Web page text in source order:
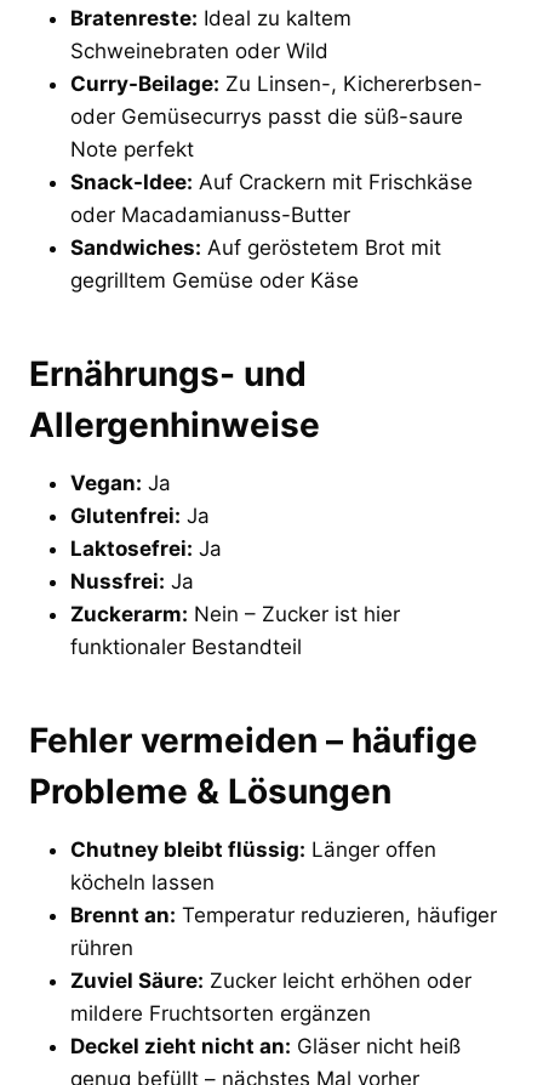
Bratenreste: Ideal zu kaltem
Schweinebraten oder Wild
Curry-Beilage: Zu Linsen-, Kichererbsen-
oder Gemüsecurrys passt die süß-saure
Note perfekt
Snack-Idee: Auf Crackern mit Frischkäse
oder Macadamianuss-Butter
Sandwiches: Auf geröstetem Brot mit
gegrilltem Gemüse oder Käse
Ernährungs- und
Allergenhinweise
Vegan: Ja
Glutenfrei: Ja
Laktosefrei: Ja
Nussfrei: Ja
Zuckerarm: Nein – Zucker ist hier
funktionaler Bestandteil
Fehler vermeiden – häufige
Probleme & Lösungen
Chutney bleibt flüssig: Länger offen
köcheln lassen
Brennt an: Temperatur reduzieren, häufiger
rühren
Zuviel Säure: Zucker leicht erhöhen oder
mildere Fruchtsorten ergänzen
Deckel zieht nicht an: Gläser nicht heiß
genug befüllt – nächstes Mal vorher